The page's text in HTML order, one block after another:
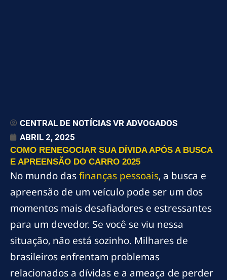
CENTRAL DE NOTÍCIAS VR ADVOGADOS
ABRIL 2, 2025
COMO RENEGOCIAR SUA DÍVIDA APÓS A BUSCA
E APREENSÃO DO CARRO 2025
No mundo dasfinanças pessoais, a busca e
apreensão de um veículo pode ser um dos
momentos mais desafiadores e estressantes
para um devedor. Se você se viu nessa
situação, não está sozinho. Milhares de
brasileiros enfrentam problemas
relacionados a dívidas e a ameaça de perder